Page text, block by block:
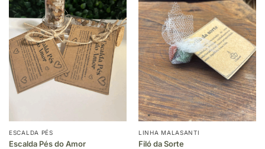
ESCALDA PÉS
Escalda Pés do Amor
LINHA MALASANTI
Filó da Sorte